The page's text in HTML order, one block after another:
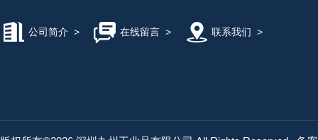
公司简介 > 在线留言> 联系我们 >